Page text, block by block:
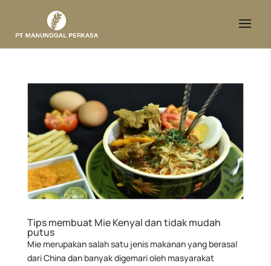
Tips membuat Mie Kenyal dan tidak mudah
putus
Mie merupakan salah satu jenis makanan yang berasal
dari China dan banyak digemari oleh masyarakat